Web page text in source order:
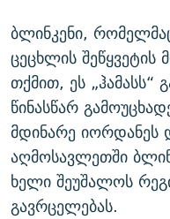
ბლინკენი,
ცეცხლის შეწყვეტის
თქმით, ეს „ჰამასს“
წინასწარ
მდინარე
აღმოსავლეთში
ხელი შეუშალოს
გავრცელებას.